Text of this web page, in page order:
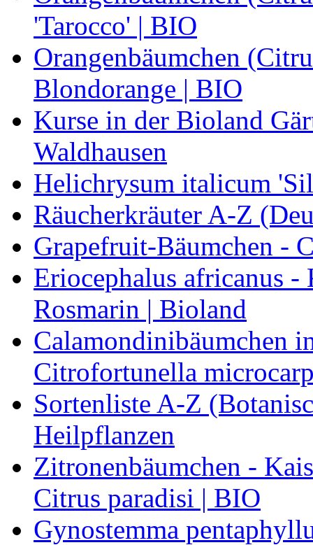
'Tarocco' | BIO
Orangenbäumchen
Blondorange | BIO
Kurse in der Bioland
Waldhausen
Helichrysum italicum
Räucherkräuter A-Z
Grapefruit-Bäumchen -
Eriocephalus africanus
Rosmarin | Bioland
Calamondinibäumchen
Citrofortunella
Sortenliste A-Z
Heilpflanzen
Zitronenbäumchen -
Citrus paradisi | BIO
Gynostemma